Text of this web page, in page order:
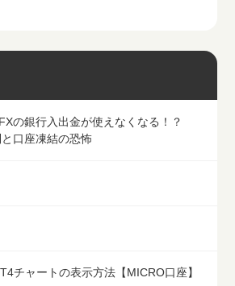
の銀行入出金が使えなくなる！？
口座凍結の恐怖
チャートの表示方法【MICRO口座】